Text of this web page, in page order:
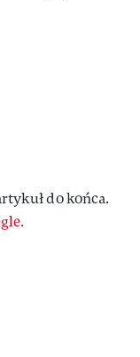
do końca.